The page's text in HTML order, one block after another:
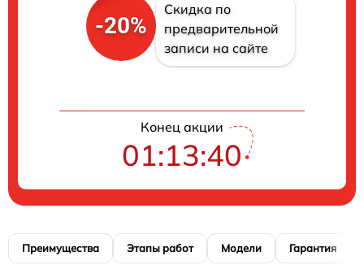
-20%
Скидка по
предварительной
записи на сайте
Конец акции
01:13:40
Преимущества Этапы работ Модели Гарантия